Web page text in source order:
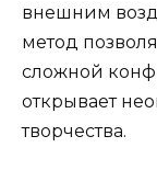
внешним
метод
сложной
открывает
творчества.